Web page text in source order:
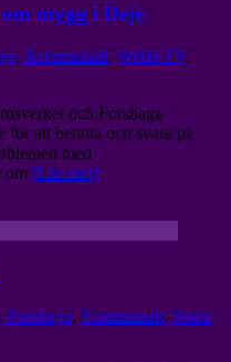
mygg i Deje
, Kommunalt, Webb-TV,
och Forshaga
att berätta och svara på
med
om [Läs mer]
, Forshaga, Kommunalt, Natur,